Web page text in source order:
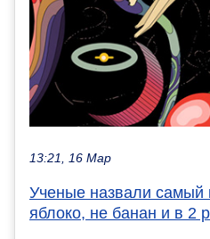
13:21, 16 Мар
Ученые назвали самый
яблоко, не банан и в 2